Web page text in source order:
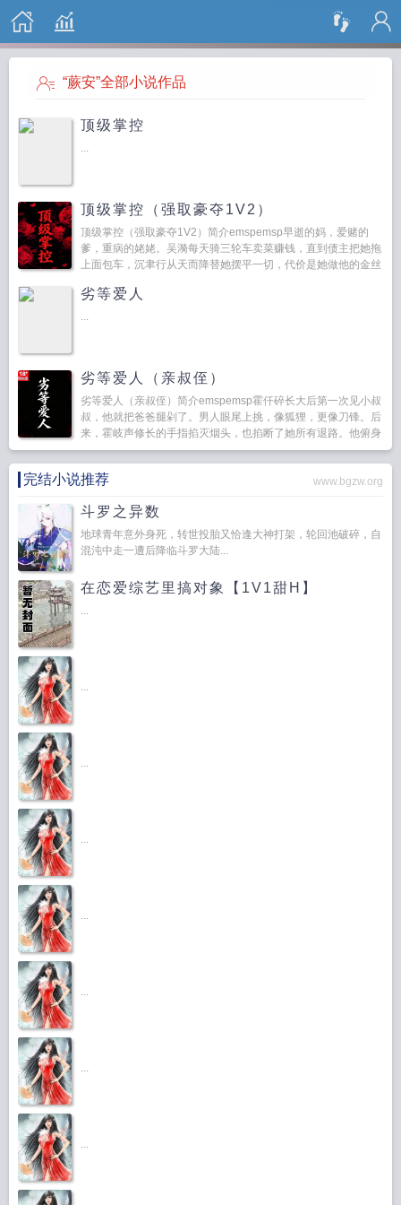
搜 索
“蕨安”全部小说作品
顶级掌控
...
顶级掌控（强取豪夺1V2）
顶级掌控（强取豪夺1V2）简介emspemsp早逝的妈，爱赌的
爹，重病的姥姥。吴漪每天骑三轮车卖菜赚钱，直到债主把她拖
上面包车，沉聿行从天而降替她摆平一切，代价是她做他的金丝
劣等爱人
...
劣等爱人（亲叔侄）
劣等爱人（亲叔侄）简介emspemsp霍仟碎长大后第一次见小叔
叔，他就把爸爸腿剁了。男人眼尾上挑，像狐狸，更像刀锋。后
来，霍岐声修长的手指掐灭烟头，也掐断了她所有退路。他俯身
下来，嗓音带笑，小侄女，躲什么？你浑身上下，哪...
完结小说推荐 www.bgzw.org
斗罗之异数
地球青年意外身死，转世投胎又恰逢大神打架，轮回池破碎，自
混沌中走一遭后降临斗罗大陆...
在恋爱综艺里搞对象【1V1甜H】
...
...
...
...
...
...
...
...